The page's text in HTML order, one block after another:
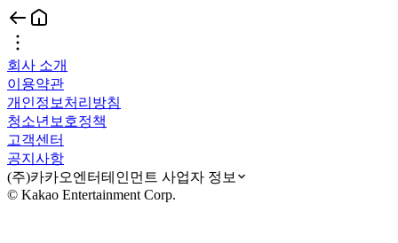
회사 소개
이용약관
개인정보처리방침
청소년보호정책
고객센터
공지사항
(주)카카오엔터테인먼트 사업자 정보
© Kakao Entertainment Corp.